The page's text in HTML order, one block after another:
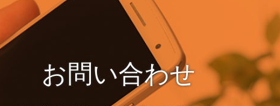
お問い合わせ